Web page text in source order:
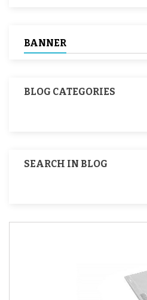
BANNER
BLOG CATEGORIES
SEARCH IN BLOG